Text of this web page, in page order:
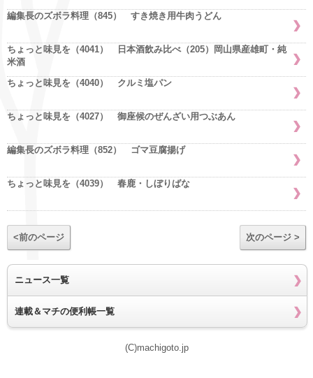
編集長のズボラ料理（845） すき焼き用牛肉うどん
ちょっと味見を（4041） 日本酒飲み比べ（205）岡山県産雄町・純
米酒
ちょっと味見を（4040） クルミ塩パン
ちょっと味見を（4027） 御座候のぜんざい用つぶあん
編集長のズボラ料理（852） ゴマ豆腐揚げ
ちょっと味見を（4039） 春鹿・しぼりばな
<前のページ 次のページ >
ニュース一覧
連載＆マチの便利帳一覧
(C)machigoto.jp